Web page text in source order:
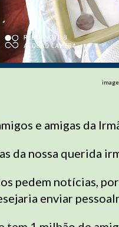
e amigas da
da nossa querida
pedem notícias,
enviar